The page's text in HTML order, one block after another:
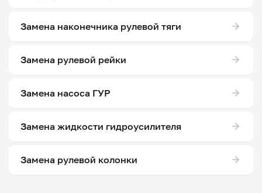
Замена наконечника рулевой тяги
Замена рулевой рейки
Замена насоса ГУР
Замена жидкости гидроусилителя
Замена рулевой колонки